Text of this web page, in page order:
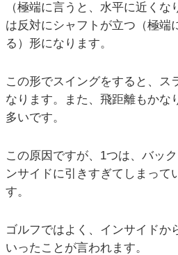
（極端に言うと、水平に近く
は反対にシャフトが立つ（極端
る）形になります。
この形でスイングをすると、ス
なります。また、飛距離もかな
多いです。
この原因ですが、1つは、バッ
ンサイドに引きすぎてしまって
す。
ゴルフではよく、インサイドか
いったことが言われます。